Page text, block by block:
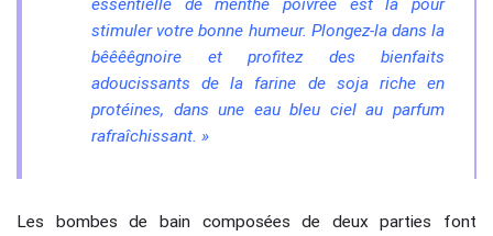
essentielle de menthe poivrée est là pour
stimuler votre bonne humeur. Plongez-la dans la
bêêêêgnoire et profitez des bienfaits
adoucissants de la farine de soja riche en
protéines, dans une eau bleu ciel au parfum
rafraîchissant. »
Les bombes de bain composées de deux parties font